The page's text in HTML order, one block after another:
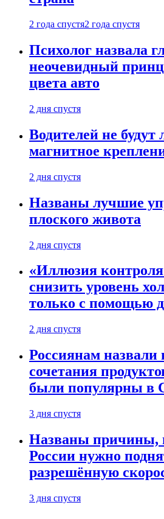
2 года спустя2 года спустя
Психолог назвала
неочевидный
цвета авто
2 дня спустя
Водителей не будут
магнитное
2 дня спустя
Названы лучшие
плоского живота
2 дня спустя
«Иллюзия
снизить уровень
только с помощью
2 дня спустя
Россиянам назвали
сочетания
были популярны в
3 дня спустя
Названы причины,
России нужно
разрешённую
3 дня спустя